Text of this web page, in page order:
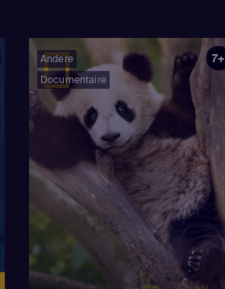
Andere
Documentaire
7+